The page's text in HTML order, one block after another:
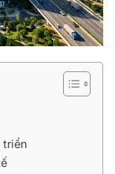
triển